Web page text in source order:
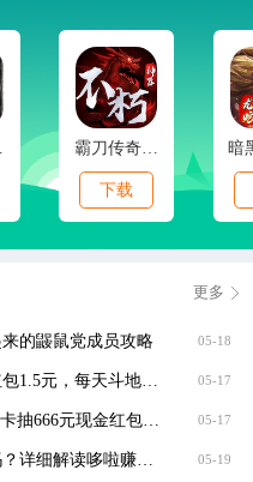
) 霸刀传奇(不朽神器)
下载
更多
的鼹鼠党成员攻略 05-18
哈灵斗地主免费新手红包1.5元，每天斗地主领元 05-17
招行APP申领电子社保卡抽666元现金红包，100%有礼 05-17
哆啦赚是真的能挣钱吗？详细解读哆啦赚是不是 05-19